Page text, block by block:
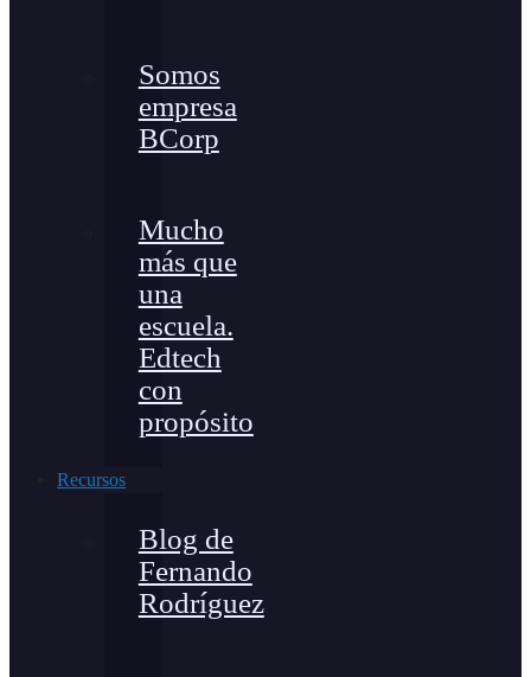
Somos
empresa
BCorp
Mucho
más que
una
escuela.
Edtech
con
propósito
Recursos
Blog de
Fernando
Rodríguez